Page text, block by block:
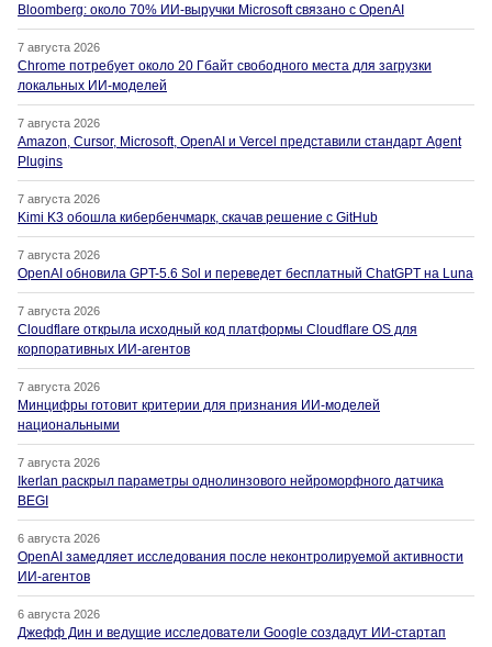
Bloomberg: около 70% ИИ-выручки Microsoft связано с OpenAI
7 августа 2026
Chrome потребует около 20 Гбайт свободного места для загрузки
локальных ИИ-моделей
7 августа 2026
Amazon, Cursor, Microsoft, OpenAI и Vercel представили стандарт Agent
Plugins
7 августа 2026
Kimi K3 обошла кибербенчмарк, скачав решение с GitHub
7 августа 2026
OpenAI обновила GPT-5.6 Sol и переведет бесплатный ChatGPT на Luna
7 августа 2026
Cloudflare открыла исходный код платформы Cloudflare OS для
корпоративных ИИ-агентов
7 августа 2026
Минцифры готовит критерии для признания ИИ-моделей
национальными
7 августа 2026
Ikerlan раскрыл параметры однолинзового нейроморфного датчика
BEGI
6 августа 2026
OpenAI замедляет исследования после неконтролируемой активности
ИИ-агентов
6 августа 2026
Джефф Дин и ведущие исследователи Google создадут ИИ-стартап